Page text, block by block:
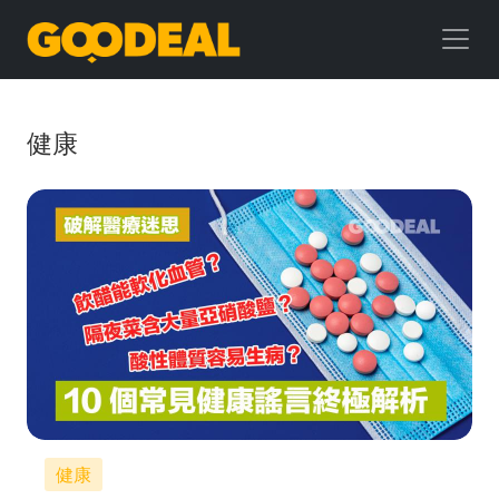
GOODEAL
早
早
鳥
健康
健康